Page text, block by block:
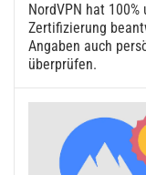
NordVPN hat
Zertifizierung
Angaben auch
überprüfen.